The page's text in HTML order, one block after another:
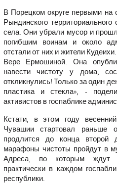
В Порецком округе первыми на
Рындинского
села. Они убрали мусор и
погибшим воинам и около
отстали от них и жители
Вере Ермошиной. Она
навести чистоту у дома,
откликнулись! Только за один
пластика и стекла», -
активистов в госпаблике
Кстати, в этом году
Чувашии стартовал раньше
продлится до конца второй
марафоны чистоты пройдут в
Адреса, по которым ждут
практически в каждом
республики.